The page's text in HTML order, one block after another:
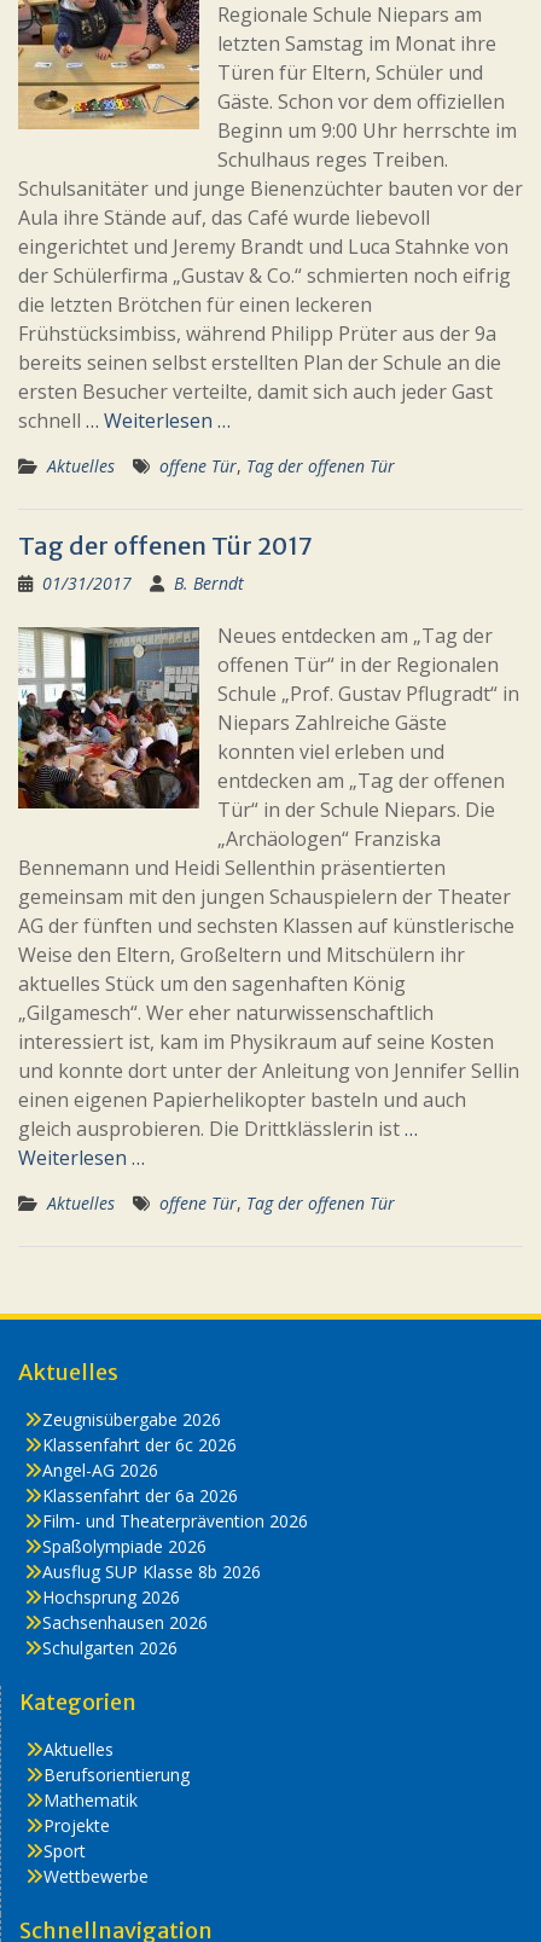
Regionale Schule Niepars am
letzten Samstag im Monat ihre
Türen für Eltern, Schüler und
Gäste. Schon vor dem offiziellen
Beginn um 9:00 Uhr herrschte im
Schulhaus reges Treiben.
Schulsanitäter und junge Bienenzüchter bauten vor der
Aula ihre Stände auf, das Café wurde liebevoll
eingerichtet und Jeremy Brandt und Luca Stahnke von
der Schülerfirma „Gustav & Co.“ schmierten noch eifrig
die letzten Brötchen für einen leckeren
Frühstücksimbiss, während Philipp Prüter aus der 9a
bereits seinen selbst erstellten Plan der Schule an die
ersten Besucher verteilte, damit sich auch jeder Gast
schnell … Weiterlesen …
Aktuelles offene Tür, Tag der offenen Tür
Tag der offenen Tür 2017
01/31/2017 B. Berndt
Neues entdecken am „Tag der
offenen Tür“ in der Regionalen
Schule „Prof. Gustav Pflugradt“ in
Niepars Zahlreiche Gäste
konnten viel erleben und
entdecken am „Tag der offenen
Tür“ in der Schule Niepars. Die
„Archäologen“ Franziska
Bennemann und Heidi Sellenthin präsentierten
gemeinsam mit den jungen Schauspielern der Theater
AG der fünften und sechsten Klassen auf künstlerische
Weise den Eltern, Großeltern und Mitschülern ihr
aktuelles Stück um den sagenhaften König
„Gilgamesch“. Wer eher naturwissenschaftlich
interessiert ist, kam im Physikraum auf seine Kosten
und konnte dort unter der Anleitung von Jennifer Sellin
einen eigenen Papierhelikopter basteln und auch
gleich ausprobieren. Die Drittklässlerin ist…
Weiterlesen …
Aktuelles offene Tür, Tag der offenen Tür
Aktuelles
Zeugnisübergabe 2026
Klassenfahrt der 6c 2026
Angel-AG 2026
Klassenfahrt der 6a 2026
Film- und Theaterprävention 2026
Spaßolympiade 2026
Ausflug SUP Klasse 8b 2026
Hochsprung 2026
Sachsenhausen 2026
Schulgarten 2026
Kategorien
Aktuelles
Berufsorientierung
Mathematik
Projekte
Sport
Wettbewerbe
Schnellnavigation